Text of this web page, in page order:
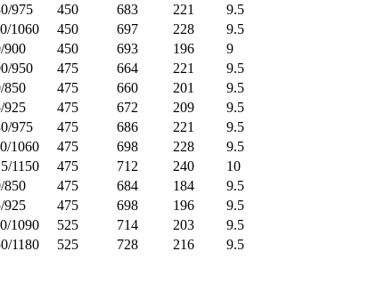
975 450 683 221
9.5
1060 450 697 228
9.5
900 450 693 196 9
950 475 664 221
9.5
850 475 660 201
9.5
925 475 672 209
9.5
975 475 686 221
9.5
1060 475 698 228
9.5
1150 475 712 240
10
850 475 684 184
9.5
925 475 698 196
9.5
1090 525 714 203
9.5
1180 525 728 216 9.5